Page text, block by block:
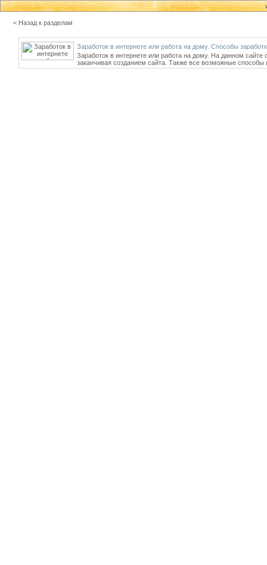
< Назад к разделам
Заработок в интернете или работа на дому. Способы
Заработок в интернете или работа на дому. На данном сайте
заканчивая созданием сайта. Также все возможные способы